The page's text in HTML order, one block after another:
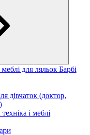
для ляльок Барбі
дівчаток (доктор,
і меблі